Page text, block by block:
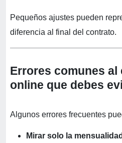
Pequeños ajustes pueden
diferencia al final del contrato.
Errores comunes al
online que debes
Algunos errores frecuentes
Mirar solo la